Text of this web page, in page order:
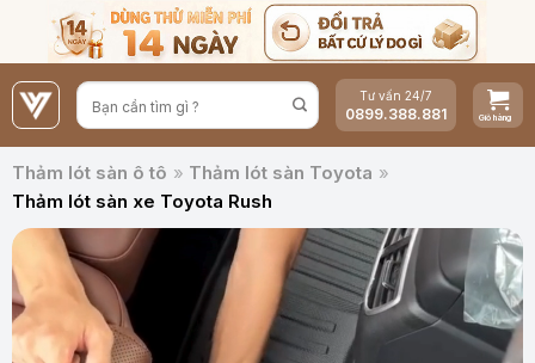
nội
dung
Tư vấn 24/7
0899.388.881
Thảm lót sàn ô tô » Thảm lót sàn Toyota »
Thảm lót sàn xe Toyota Rush